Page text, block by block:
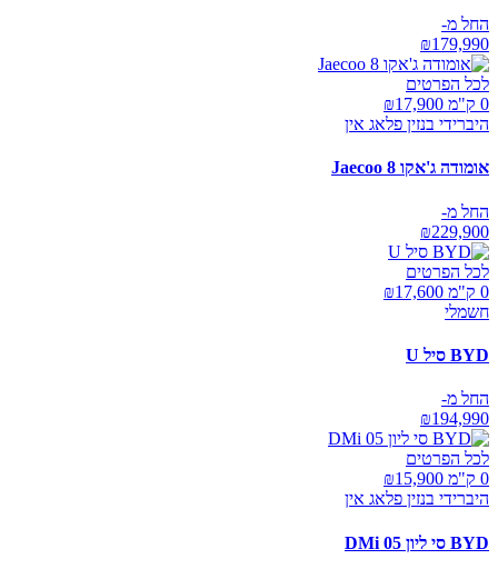
החל מ-
₪179,990
לכל הפרטים
0 ק"מ ₪
17,900
היברידי בנזין פלאג אין
אומודה ג'אקו Jaecoo 8
החל מ-
₪229,900
לכל הפרטים
0 ק"מ ₪
17,600
חשמלי
BYD סיל U
החל מ-
₪194,990
לכל הפרטים
0 ק"מ ₪
15,900
היברידי בנזין פלאג אין
BYD סי ליון 05 DMi